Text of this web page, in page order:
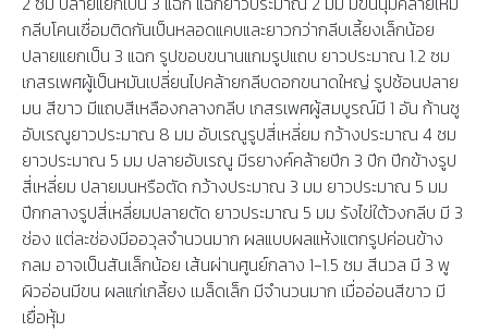
กลีบโคนเชื่อมติดกันเป็นหลอดแคบและยาวกว่ากลีบเลี้ยงเล็กน้อย
ปลายแยกเป็น 3 แฉก รูปขอบขนานแกมรูปแถบ ยาวประมาณ 1.2 ซม
เกสรเพศผู้เป็นหมันเปลี่ยนไปคล้ายกลีบดอกขนาดใหญ่ รูปช้อนปลาย
มน สีขาว มีแถบสีเหลืองกลางกลีบ เกสรเพศผู้สมบูรณ์มี 1 อัน ก้านชู
อับเรณูยาวประมาณ 8 มม อับเรณูรูปสี่เหลี่ยม กว้างประมาณ​ 4 ซม
ยาวประมาณ​ 5 มม ปลายอับเรณู มีรยางค์คล้ายปีก 3 ปีก ปีกข้างรูป
สี่เหลี่ยม ปลายมนหรือตัด กว้างประมาณ 3 มม ยาวประมาณ 5 มม
ปีกกลางรูปสี่เหลี่ยมปลายตัด ยาวประมาณ 5 มม รังไข่ใต้วงกลีบ มี 3
ช่อง แต่ละช่องมีออวุลจำนวนมาก ผลแบบผลแห้งแตกรูปค่อนข้าง
กลม อาจเป็นสันเล็กน้อย เส้นผ่านศูนย์กลาง 1-1.5 ซม สีนวล มี 3 พู
ผิวอ่อนมีขน ผลแก่เกลี้ยง เมล็ดเล็ก มีจำนวนมาก เมื่ออ่อนสีขาว มี
เยื่อหุ้ม